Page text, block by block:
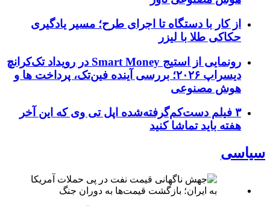
از کار با دستگاه تا اجرای طرح؛ مسیر یادگیری
حکاکی طلا با لیزر
رونمایی از استیج Smart Money در رویداد تک‌کرانچ
دیسراپ ۲۰۲۶؛ بررسی آینده فین‌تک، پرداخت‌ ها و
هوش مصنوعی
۳ فیلم دست‌کم‌گرفته‌شده اپل تی وی که این آخر
هفته باید تماشا کنید
سیاسی